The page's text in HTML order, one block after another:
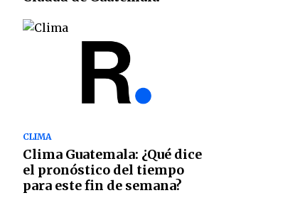
CLIMA
Clima Guatemala: ¿Qué dice
el pronóstico del tiempo
para este fin de semana?